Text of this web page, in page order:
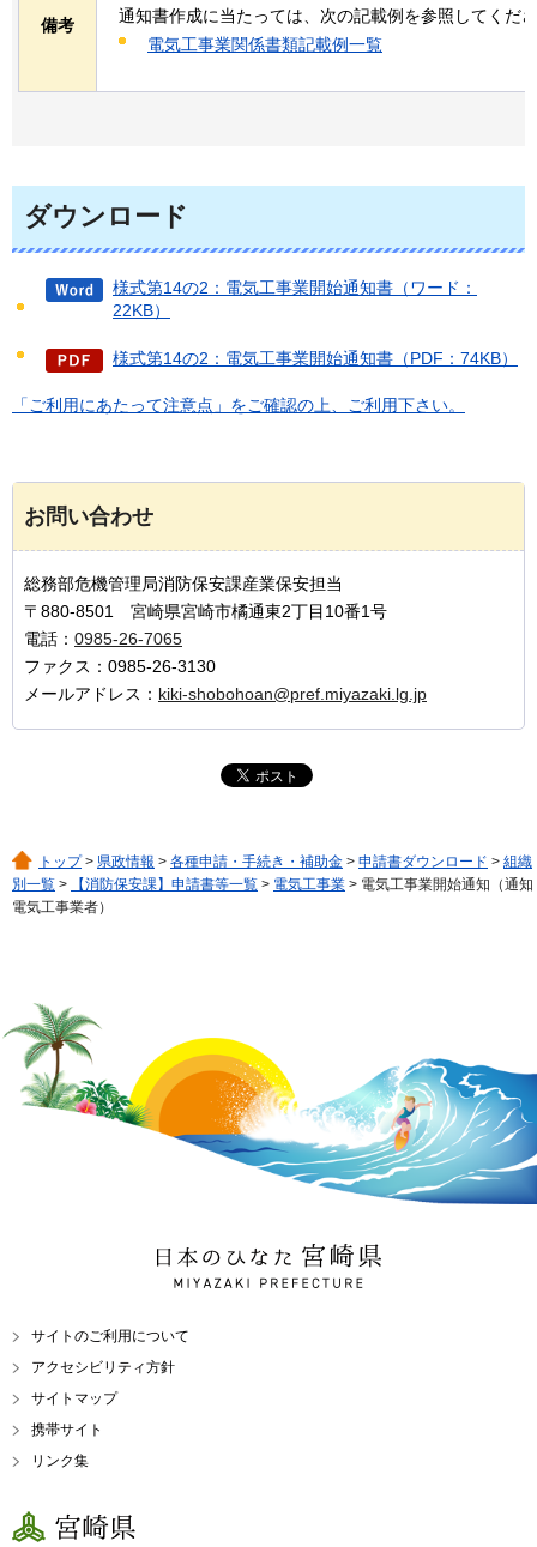
備考
通知書作成に当たっては、次の記載例を参照してくだ
電気工事業関係書類記載例一覧
ダウンロード
様式第14の2：電気工事業開始通知書（ワード：
22KB）
様式第14の2：電気工事業開始通知書（PDF：74KB）
「ご利用にあたって注意点」をご確認の上、ご利用下さい。
お問い合わせ
総務部危機管理局消防保安課産業保安担当
〒880-8501 宮崎県宮崎市橘通東2丁目10番1号
電話： 0985-26-7065
ファクス：0985-26-3130
メールアドレス： kiki-shobohoan@pref.miyazaki.lg.jp
トップ> 県政情報 > 各種申請・手続き・補助金 > 申請書ダウンロード > 組織
別一覧 > 【消防保安課】申請書等一覧 > 電気工事業 > 電気工事業開始通知（通知
電気工事業者）
日本のひなた 宮崎県
MIYAZAKI PREFECTURE
サイトのご利用について
アクセシビリティ方針
サイトマップ
携帯サイト
リンク集
宮崎県